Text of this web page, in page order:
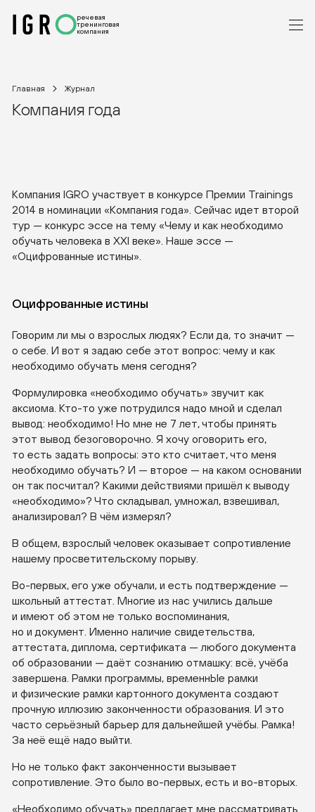
речевая
тренинговая
компания
Главная Журнал
Компания года
Компания IGRO участвует в конкурсе Премии Trainings
2014 в номинации «Компания года». Сейчас идет второй
тур — конкурс эссе на тему «Чему и как необходимо
обучать человека в XXI веке». Наше эссе —
«Оцифрованные истины».
Оцифрованные истины
Говорим ли мы о взрослых людях? Если да, то значит —
о себе. И вот я задаю себе этот вопрос: чему и как
необходимо обучать меня сегодня?
Формулировка «необходимо обучать» звучит как
аксиома. Кто-то уже потрудился надо мной и сделал
вывод: необходимо! Но мне не 7 лет, чтобы принять
этот вывод безоговорочно. Я хочу оговорить его,
то есть задать вопросы: это кто считает, что меня
необходимо обучать? И — второе — на каком основании
он так посчитал? Какими действиями пришёл к выводу
«необходимо»? Что складывал, умножал, взвешивал,
анализировал? В чём измерял?
В общем, взрослый человек оказывает сопротивление
нашему просветительскому порыву.
Во-первых, его уже обучали, и есть подтверждение —
школьный аттестат. Многие из нас учились дальше
и имеют об этом не только воспоминания,
но и документ. Именно наличие свидетельства,
аттестата, диплома, сертификата — любого документа
об образовании — даёт сознанию отмашку: всё, учёба
завершена. Рамки программы, временнЫе рамки
и физические рамки картонного документа создают
прочную иллюзию законченности образования. И это
часто серьёзный барьер для дальнейшей учёбы. Рамка!
За неё ещё надо выйти.
Но не только факт законченности вызывает
сопротивление. Это было во-первых, есть и во-вторых
«Необходимо обучать» предлагает мне рассматривать